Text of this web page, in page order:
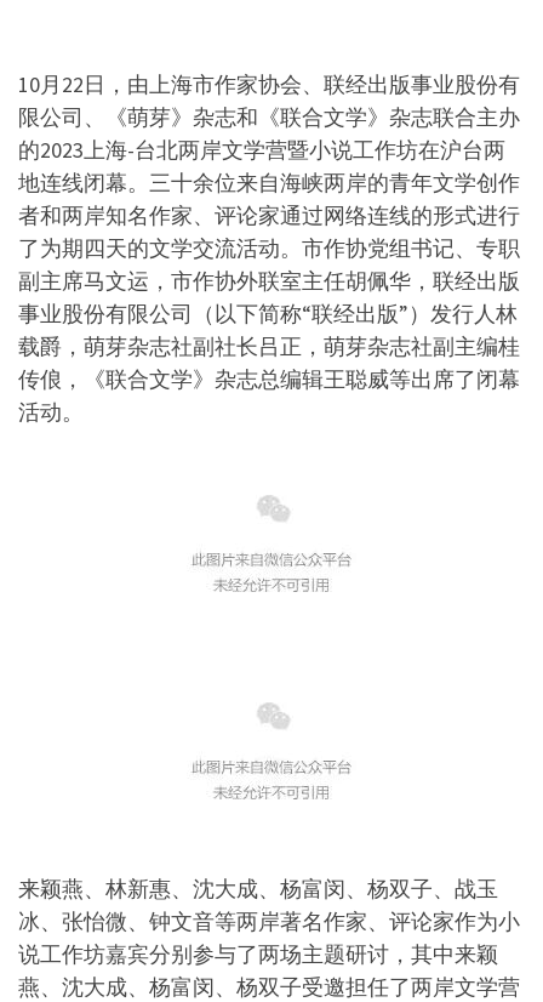
10月22日，由上海市作家协会、联经出版事业股份有
限公司、《萌芽》杂志和《联合文学》杂志联合主办
的2023上海-台北两岸文学营暨小说工作坊在沪台两
地连线闭幕。三十余位来自海峡两岸的青年文学创作
者和两岸知名作家、评论家通过网络连线的形式进行
了为期四天的文学交流活动。市作协党组书记、专职
副主席马文运，市作协外联室主任胡佩华，联经出版
事业股份有限公司（以下简称“联经出版”）发行人林
载爵，萌芽杂志社副社长吕正，萌芽杂志社副主编桂
传俍，《联合文学》杂志总编辑王聪威等出席了闭幕
活动。
来颖燕、林新惠、沈大成、杨富闵、杨双子、战玉
冰、张怡微、钟文音等两岸著名作家、评论家作为小
说工作坊嘉宾分别参与了两场主题研讨，其中来颖
燕、沈大成、杨富闵、杨双子受邀担任了两岸文学营